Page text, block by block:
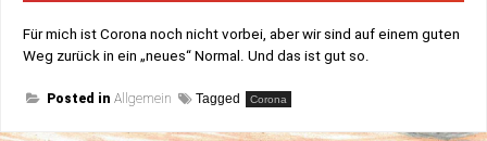
Für mich ist Corona noch nicht vorbei, aber wir sind auf einem guten
Weg zurück in ein „neues“ Normal. Und das ist gut so.
Posted in Allgemein Tagged Corona